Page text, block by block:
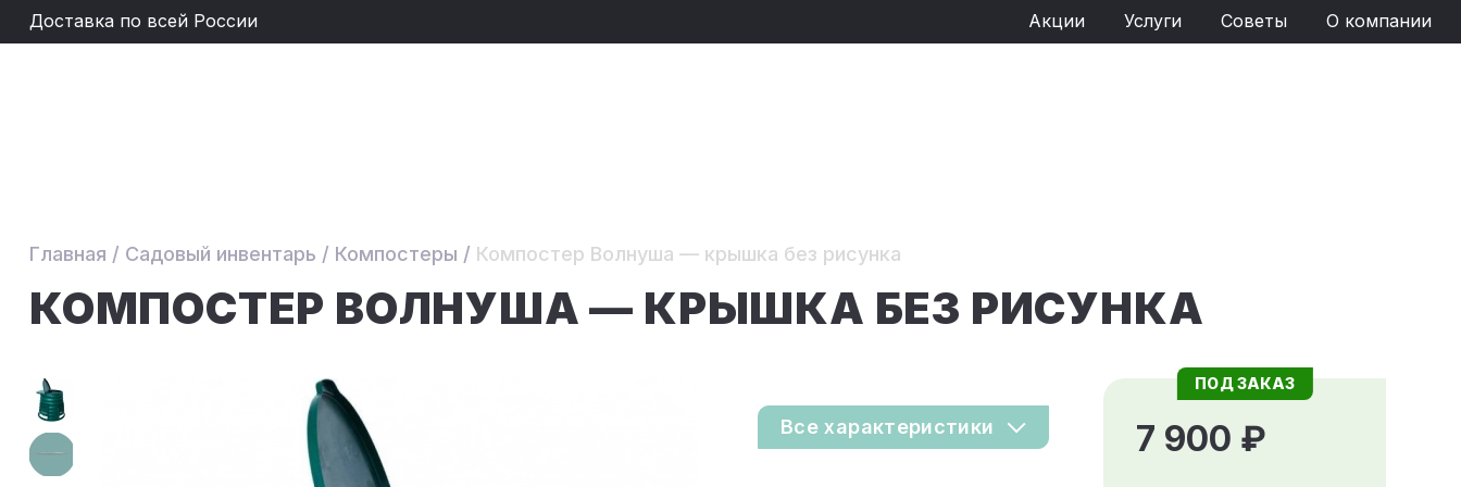
Доставка по всей России Акции Услуги Советы О компании
Главная / Садовый инвентарь / Компостеры / Компостер Волнуша — крышка без рисунка
КОМПОСТЕР ВОЛНУША — КРЫШКА БЕЗ РИСУНКА
Все характеристики
ПОД ЗАКАЗ
7 900 ₽